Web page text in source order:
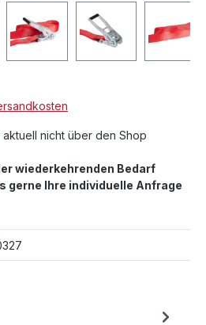
nicht über den Shop
wiederkehrenden Bedarf
gerne Ihre individuelle Anfrage